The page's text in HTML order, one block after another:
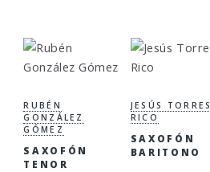
RUBÉN
GONZÁLEZ
GÓMEZ
SAXOFÓN
TENOR
JESÚS TORRES
RICO
SAXOFÓN
BARITONO